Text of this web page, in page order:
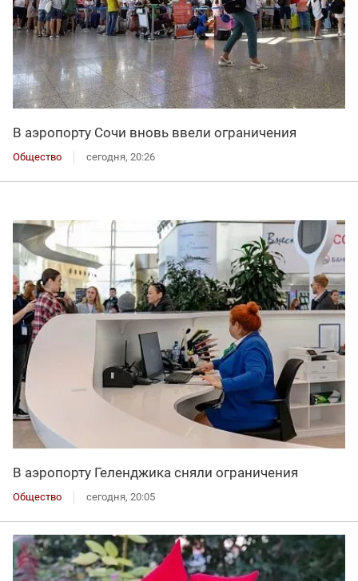
В аэропорту Сочи вновь ввели ограничения
Общество сегодня, 20:26
В аэропорту Геленджика сняли ограничения
Общество сегодня, 20:05